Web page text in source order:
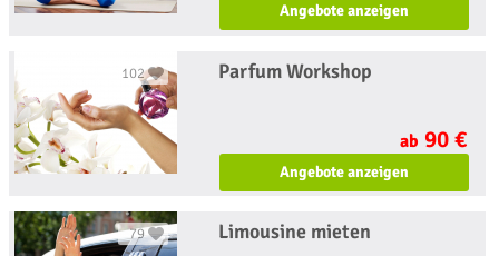
Angebote anzeigen
102 Parfum Workshop
ab 90 €
Angebote anzeigen
79 Limousine mieten